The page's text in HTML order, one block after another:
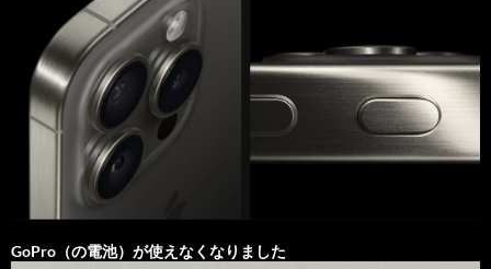
GoPro（の電池）が使えなくなりました